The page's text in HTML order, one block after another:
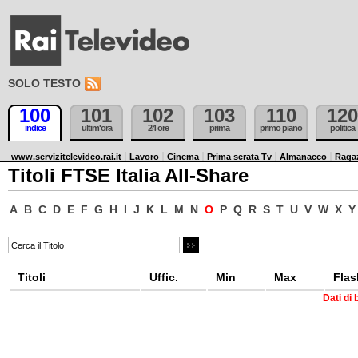
SOLO TESTO
100
indice
101
ultim'ora
102
24 ore
103
prima
110
primo piano
120
politica
www.servizitelevideo.rai.it Lavoro Cinema Prima serata Tv Almanacco
Titoli FTSE Italia All-Share
A B C D E F G H I J K L M N O P Q R S T U V W X Y
Titoli Uffic. Min Max
Dati di